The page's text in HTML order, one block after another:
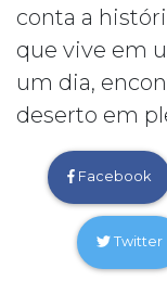
conta a
que vive em
um dia,
deserto em
Facebook
Twitter